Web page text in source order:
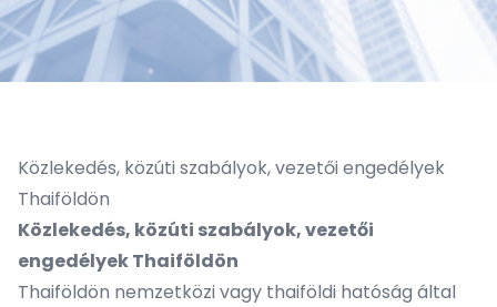
Közlekedés, közúti szabályok, vezetői engedélyek
Thaiföldön
Közlekedés, közúti szabályok, vezetői
engedélyek Thaiföldön
Thaiföldön nemzetközi vagy thaiföldi hatóság által